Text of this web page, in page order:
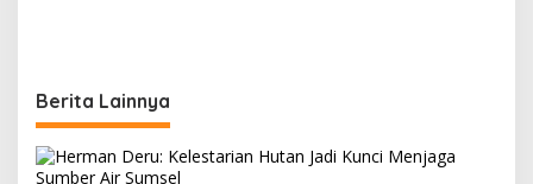
Berita Lainnya